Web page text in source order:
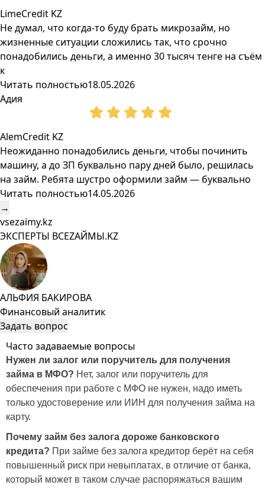
LimeCredit KZ
Не думал, что когда-то буду брать микрозайм, но
жизненные ситуации сложились так, что срочно
понадобились деньги, а именно 30 тысяч тенге на съём
к
Читать полностью18.05.2026
Адия
AlemCredit KZ
Неожиданно понадобились деньги, чтобы починить
машину, а до ЗП буквально пару дней было, решилась
на займ. Ребята шустро оформили займ — буквально
Читать полностью14.05.2026
→
vsezaimy.kz
ЭКСПЕРТЫ ВСЕZAЙМЫ.KZ
АЛЬФИЯ БАКИРОВА
Финансовый аналитик
Задать вопрос
Часто задаваемые вопросы
Нужен ли залог или поручитель для получения
займа в МФО? Нет, залог или поручитель для
обеспечения при работе с МФО не нужен, надо иметь
только удостоверение или ИИН для получения займа на
карту.
Почему займ без залога дороже банковского
кредита? При займе без залога кредитор берёт на себя
повышенный риск при невыплатах, в отличие от банка,
который может в таком случае распоряжаться вашим